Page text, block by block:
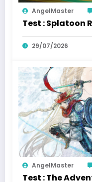
AngelMaster
Test : Splatoon
29/07/2026
AngelMaster
Test : The